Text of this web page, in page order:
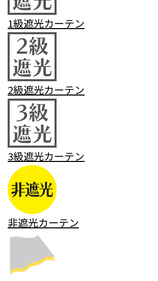
1級遮光カーテン
2級遮光カーテン
3級遮光カーテン
非遮光カーテン